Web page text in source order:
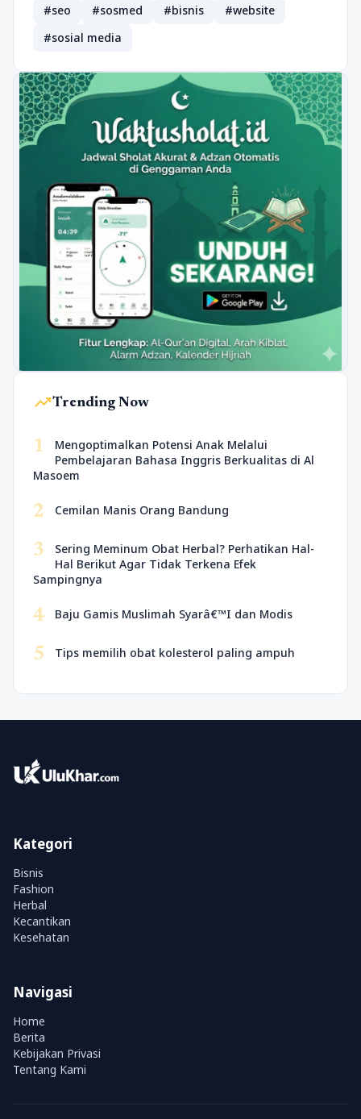
#seo
#sosmed #bisnis
#website
#sosial media
trending_upTrending Now
1
Mengoptimalkan Potensi Anak Melalui
Pembelajaran Bahasa Inggris Berkualitas di Al
Masoem
2 Cemilan Manis Orang Bandung
3
Sering Meminum Obat Herbal? Perhatikan Hal-
Hal Berikut Agar Tidak Terkena Efek
Sampingnya
4 Baju Gamis Muslimah Syarâ€™I dan Modis
5 Tips memilih obat kolesterol paling ampuh
Kategori
Bisnis
Fashion
Herbal
Kecantikan
Kesehatan
Navigasi
Home
Berita
Kebijakan Privasi
Tentang Kami